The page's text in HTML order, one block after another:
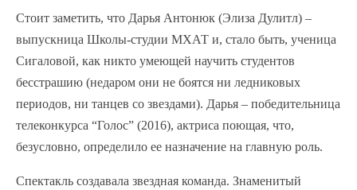
Стоит заметить, что Дарья Антонюк (Элиза Дулитл) –
выпускница Школы-студии МХАТ и, стало быть, ученица
Сигаловой, как никто умеющей научить студентов
бесстрашию (недаром они не боятся ни ледниковых
периодов, ни танцев со звездами). Дарья – победительница
телеконкурса “Голос” (2016), актриса поющая, что,
безусловно, определило ее назначение на главную роль.
Спектакль создавала звездная команда. Знаменитый